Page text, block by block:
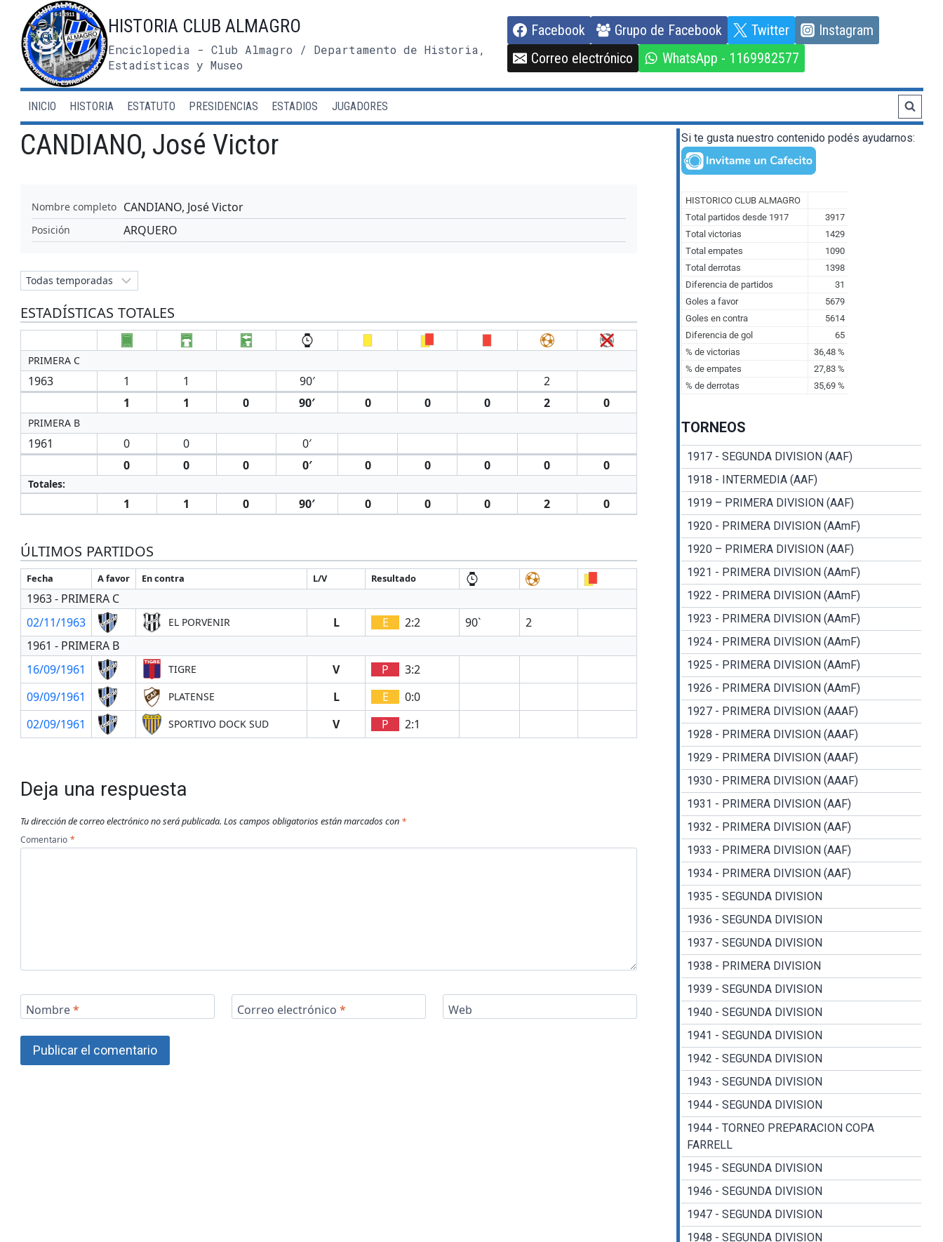
contenido
HISTORIA CLUB ALMAGRO
Enciclopedia - Club Almagro / Departamento de Historia,
Estadísticas y Museo
Facebook Grupo de Facebook Twitter
Instagram
Correo electrónico
WhatsApp - 1169982577
INICIO HISTORIA ESTATUTO PRESIDENCIAS ESTADIOS JUGADORES
CANDIANO, José Victor
Nombre completo CANDIANO, José Victor
Posición ARQUERO
ESTADÍSTICAS TOTALES
PRIMERA C
1963 1 1 90′
2
1
1 0 90′ 0 0 0 2 0
PRIMERA B
1961 0 0
0′
0
0 0 0′ 0 0 0 0 0
Totales:
1 1 0 90′ 0 0 0 2 0
ÚLTIMOS PARTIDOS
Fecha A favor En contra L/V Resultado
1963 - PRIMERA C
02/11/1963
EL PORVENIR L E 2:2 90`
2
1961 - PRIMERA B
16/09/1961
TIGRE V P
3:2
09/09/1961
PLATENSE L E
0:0
02/09/1961
SPORTIVO DOCK SUD V P 2:1
Deja una respuesta
Tu dirección de correo electrónico no será publicada. Los campos obligatorios están marcados con *
Comentario *
Nombre* Correo electrónico * Web
Si te gusta nuestro contenido podés ayudarnos:
TORNEOS
1917 - SEGUNDA DIVISION (AAF)
1918 - INTERMEDIA (AAF)
1919 – PRIMERA DIVISION (AAF)
1920 - PRIMERA DIVISION (AAmF)
1920 – PRIMERA DIVISION (AAF)
1921 - PRIMERA DIVISION (AAmF)
1922 - PRIMERA DIVISION (AAmF)
1923 - PRIMERA DIVISION (AAmF)
1924 - PRIMERA DIVISION (AAmF)
1925 - PRIMERA DIVISION (AAmF)
1926 - PRIMERA DIVISION (AAmF)
1927 - PRIMERA DIVISION (AAAF)
1928 - PRIMERA DIVISION (AAAF)
1929 - PRIMERA DIVISION (AAAF)
1930 - PRIMERA DIVISION (AAAF)
1931 - PRIMERA DIVISION (AAF)
1932 - PRIMERA DIVISION (AAF)
1933 - PRIMERA DIVISION (AAF)
1934 - PRIMERA DIVISION (AAF)
1935 - SEGUNDA DIVISION
1936 - SEGUNDA DIVISION
1937 - SEGUNDA DIVISION
1938 - PRIMERA DIVISION
1939 - SEGUNDA DIVISION
1940 - SEGUNDA DIVISION
1941 - SEGUNDA DIVISION
1942 - SEGUNDA DIVISION
1943 - SEGUNDA DIVISION
1944 - SEGUNDA DIVISION
1944 - TORNEO PREPARACION COPA
FARRELL
1945 - SEGUNDA DIVISION
1946 - SEGUNDA DIVISION
1947 - SEGUNDA DIVISION
1948 - SEGUNDA DIVISION